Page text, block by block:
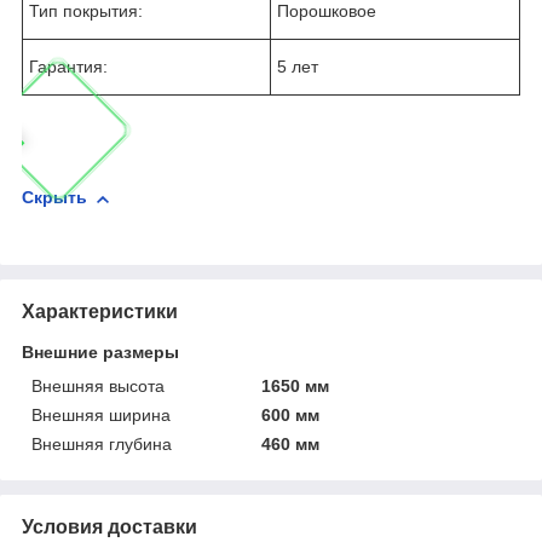
Тип покрытия: Порошковое
Гарантия: 5 лет
Скрыть
Характеристики
Внешние размеры
Внешняя высота
1650 мм
Внешняя ширина
600 мм
Внешняя глубина
460 мм
Условия доставки